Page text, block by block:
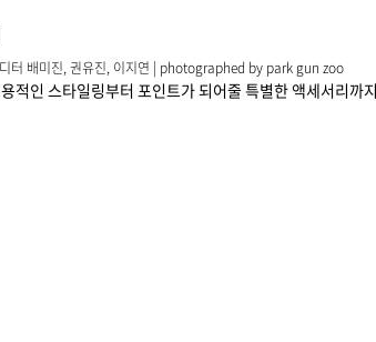
터 배미진, 권유진, 이지연 | photographed by park gun zoo
적인 스타일링부터 포인트가 되어줄 특별한 액세서리까